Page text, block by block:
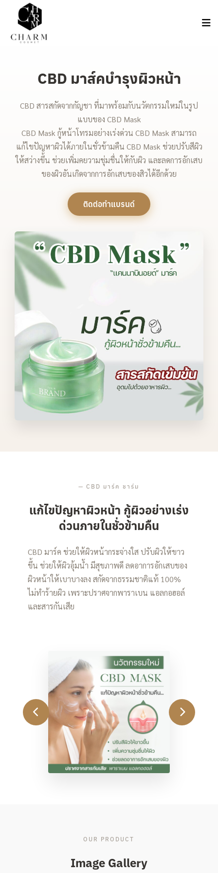
CBD มาส์คบำรุงผิวหน้า
CBD สารสกัดจากกัญชา ที่มาพร้อมกับนวัตกรรมใหม่ในรูป
แบบของ CBD Mask
CBD Mask กู้หน้าโทรมอย่างเร่งด่วน CBD Mask สามารถ
แก้ไขปัญหาผิวได้ภายในชั่วข้ามคืน CBD Mask ช่วยปรับสีผิว
ให้สว่างขึ้น ช่วยเพิ่มคยวามชุ่มชื่นให้กับผิว และลดการอักเสบ
ของผิวอันเกิดจากการอักเสบของสิวได้อีกด้วย
ติดต่อทำแบรนด์
—CBD มาร์ค ชาร์ม
แก้ไขปัญหาผิวหน้า กู้ผิวอย่างเร่ง
ด่วนภายในชั่วข้ามคืน
CBD มาร์ค ช่วยให้ผิวหน้ากระจ่างใส ปรับผิวให้ขาว
ขึ้น ช่วยให้ผิวอุ้มน้ำ มีสุขภาพดี ลดอาการอักเสบของ
ผิวหน้าให้เบาบางลง สกัดจากธรรมชาติแท้ 100%
ไม่ทำร้ายผิว เพราะปราศจากพาราเบน แอลกอฮอล์
และสารกันเสีย
OUR PRODUCT
Image Gallery